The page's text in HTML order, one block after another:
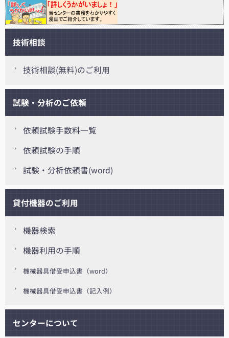
技術相談
技術相談(無料)のご利用
試験・分析のご依頼
依頼試験手数料一覧
依頼試験の手順
試験・分析依頼書(word)
貸付機器のご利用
機器検索
機器利用の手順
機械器具借受申込書（word）
機械器具借受申込書（記入例）
センターについて